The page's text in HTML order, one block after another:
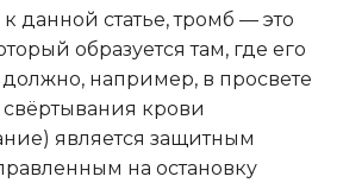
данной статье, тромб — это
образуется там, где его
например, в просвете
крови
является защитным
на остановку